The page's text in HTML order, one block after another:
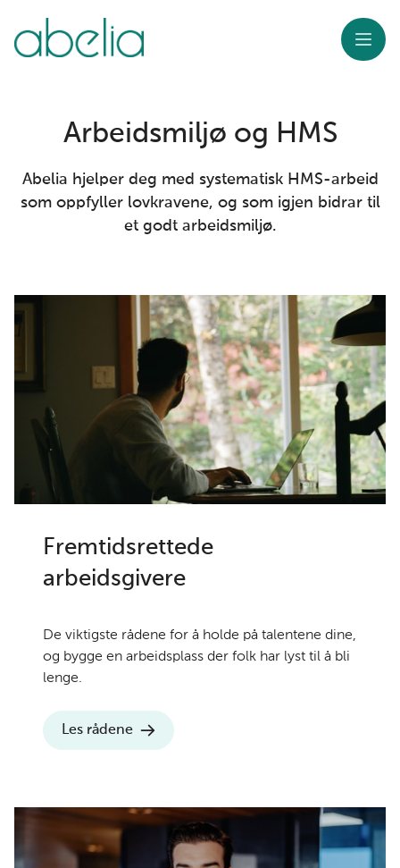
Meny
Arbeidsmiljø og HMS
Abelia hjelper deg med systematisk HMS-arbeid
som oppfyller lovkravene, og som igjen bidrar til
et godt arbeidsmiljø.
Fremtidsrettede
arbeidsgivere
De viktigste rådene for å holde på talentene dine,
og bygge en arbeidsplass der folk har lyst til å bli
lenge.
Les rådene